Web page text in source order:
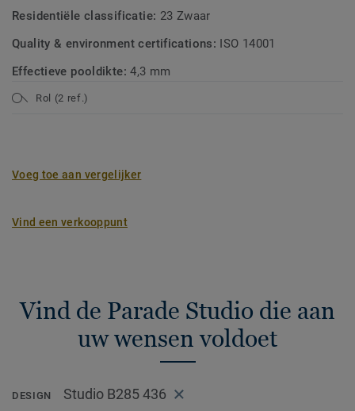
Residentiële classificatie: 23 Zwaar
Quality & environment certifications: ISO 14001
Effectieve pooldikte:4,3 mm
Rol (2 ref.)
Voeg toe aan vergelijker
Vind een verkooppunt
Vind de Parade Studio die aan
uw wensen voldoet
DESIGN Studio B285 436